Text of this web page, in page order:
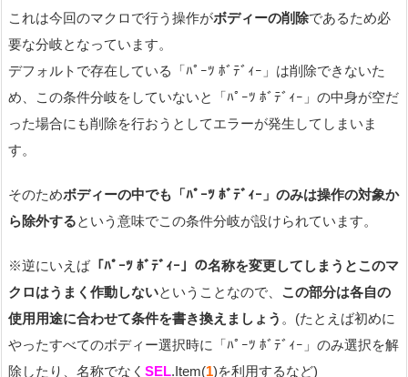
これは今回のマクロで行う操作がボディーの削除であるため必
要な分岐となっています。
デフォルトで存在している「ﾊﾟｰﾂ ﾎﾞﾃﾞｨｰ」は削除できないた
め、この条件分岐をしていないと「ﾊﾟｰﾂ ﾎﾞﾃﾞｨｰ」の中身が空だ
った場合にも削除を行おうとしてエラーが発生してしまいま
す。
そのためボディーの中でも「ﾊﾟｰﾂ ﾎﾞﾃﾞｨｰ」のみは操作の対象か
ら除外するという意味でこの条件分岐が設けられています。
※逆にいえば「ﾊﾟｰﾂ ﾎﾞﾃﾞｨｰ」の名称を変更してしまうとこのマ
クロはうまく作動しないということなので、 この部分は各自の
使用用途に合わせて条件を書き換えましょう 。(たとえば初めに
やったすべてのボディー選択時に「ﾊﾟｰﾂ ﾎﾞﾃﾞｨｰ」のみ選択を解
除したり、名称でなく SEL.Item(1)を利用するなど)